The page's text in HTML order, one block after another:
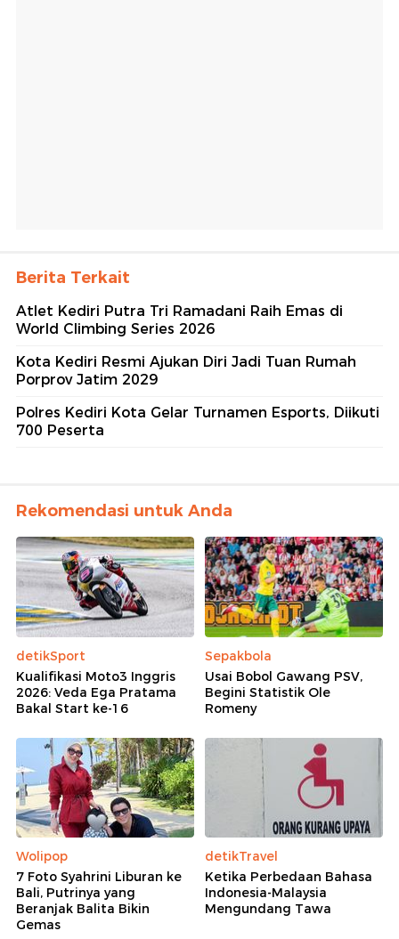
Berita Terkait
Atlet Kediri Putra Tri Ramadani Raih Emas di
World Climbing Series 2026
Kota Kediri Resmi Ajukan Diri Jadi Tuan Rumah
Porprov Jatim 2029
Polres Kediri Kota Gelar Turnamen Esports, Diikuti
700 Peserta
Rekomendasi untuk Anda
detikSport
Kualifikasi Moto3 Inggris
2026: Veda Ega Pratama
Bakal Start ke-16
Sepakbola
Usai Bobol Gawang PSV,
Begini Statistik Ole
Romeny
Wolipop
7 Foto Syahrini Liburan ke
Bali, Putrinya yang
Beranjak Balita Bikin
Gemas
detikTravel
Ketika Perbedaan Bahasa
Indonesia-Malaysia
Mengundang Tawa